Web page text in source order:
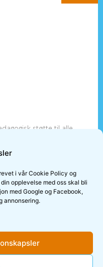
i vår Cookie Policy og
opplevelse med oss skal bli
med Google og Facebook,
annonsering.
støtte til alle
Spesialpedagog
å svare på faglige
fagseminarer via